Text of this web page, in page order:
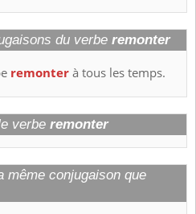
du verbe remonter
remonterà tous les temps.
verbe remonter
même conjugaison que